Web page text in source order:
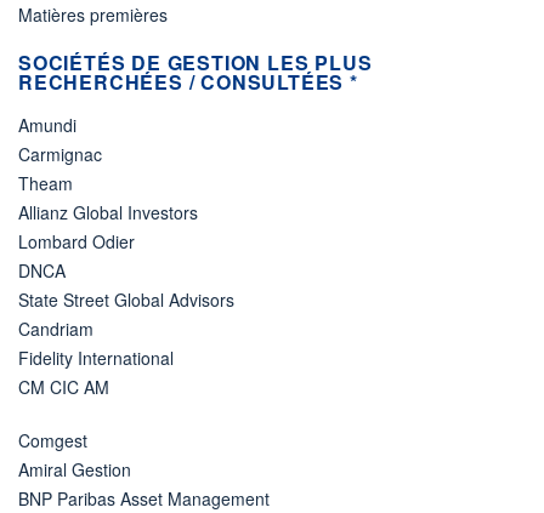
Matières premières
SOCIÉTÉS DE GESTION LES PLUS
RECHERCHÉES / CONSULTÉES *
Amundi
Carmignac
Theam
Allianz Global Investors
Lombard Odier
DNCA
State Street Global Advisors
Candriam
Fidelity International
CM CIC AM
Comgest
Amiral Gestion
BNP Paribas Asset Management